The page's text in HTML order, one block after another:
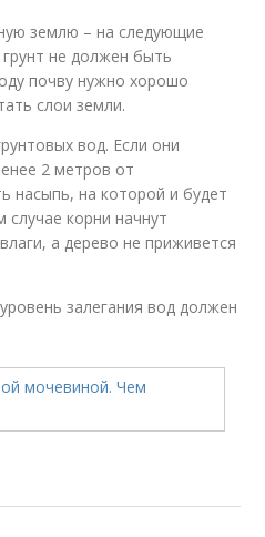
землю – на следующие
не должен быть
почву нужно хорошо
слои земли.
вод. Если они
2 метров от
насыпь, на которой и будет
корни начнут
а дерево не приживется
залегания вод должен